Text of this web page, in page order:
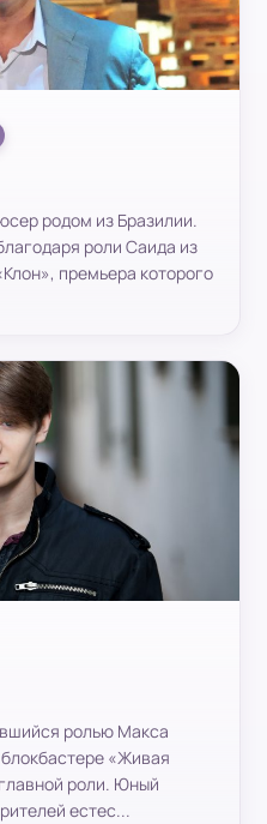
родом из Бразилии.
роли Саида из
премьера которого
ролью Макса
«Живая
роли. Юный
естес...